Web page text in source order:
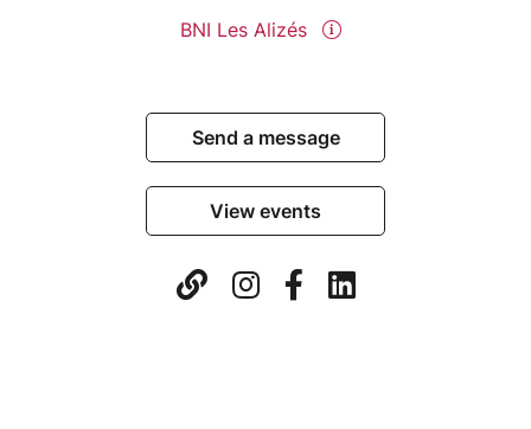
BNI Les Alizés
Send a message
View events